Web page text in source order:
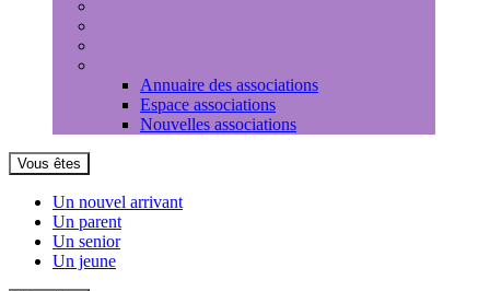
Annuaire des associations
Espace associations
Nouvelles associations
Vous êtes
Un nouvel arrivant
Un parent
Un senior
Un jeune